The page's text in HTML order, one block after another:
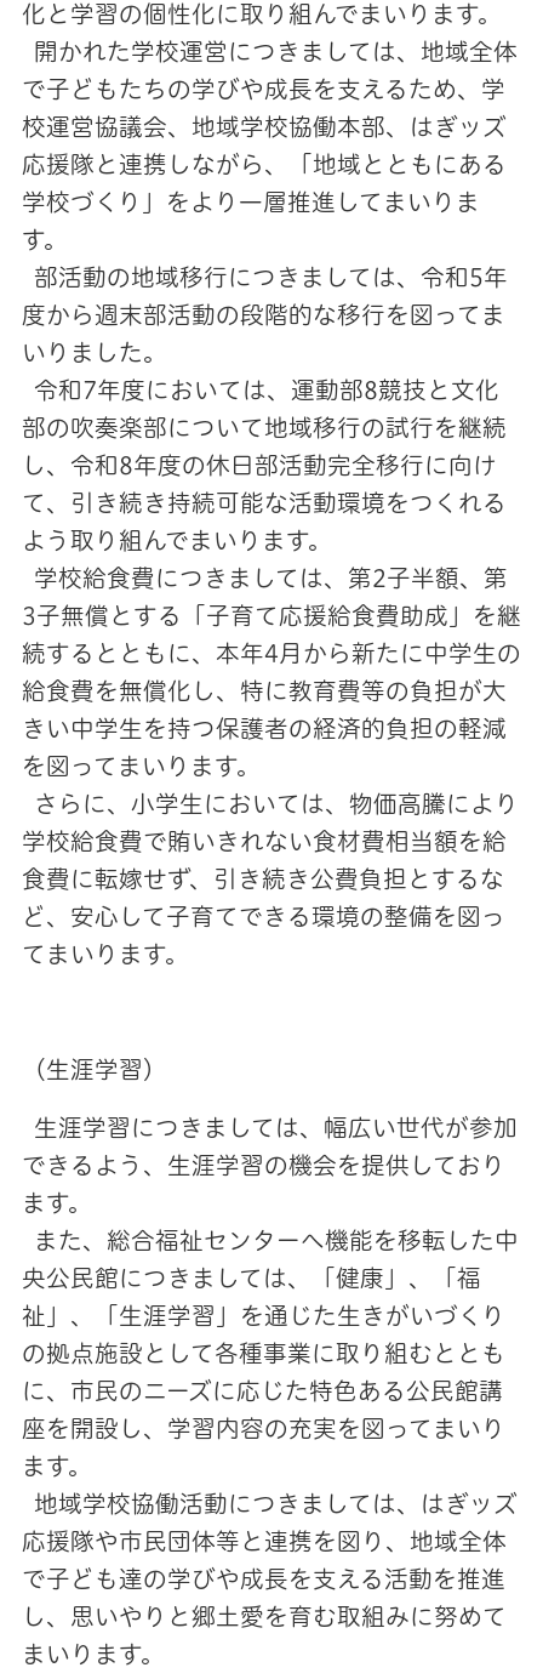
化と学習の個性化に取り組んでまいります。
開かれた学校運営につきましては、地域全体
で子どもたちの学びや成長を支えるため、学
校運営協議会、地域学校協働本部、はぎッズ
応援隊と連携しながら、「地域とともにある
学校づくり」をより一層推進してまいりま
す。
部活動の地域移行につきましては、令和5年
度から週末部活動の段階的な移行を図ってま
いりました。
令和7年度においては、運動部8競技と文化
部の吹奏楽部について地域移行の試行を継続
し、令和8年度の休日部活動完全移行に向け
て、引き続き持続可能な活動環境をつくれる
よう取り組んでまいります。
学校給食費につきましては、第2子半額、第
3子無償とする「子育て応援給食費助成」を継
続するとともに、本年4月から新たに中学生の
給食費を無償化し、特に教育費等の負担が大
きい中学生を持つ保護者の経済的負担の軽減
を図ってまいります。
さらに、小学生においては、物価高騰により
学校給食費で賄いきれない食材費相当額を給
食費に転嫁せず、引き続き公費負担とするな
ど、安心して子育てできる環境の整備を図っ
てまいります。
（生涯学習）
生涯学習につきましては、幅広い世代が参加
できるよう、生涯学習の機会を提供しており
ます。
また、総合福祉センターへ機能を移転した中
央公民館につきましては、「健康」、「福
祉」、「生涯学習」を通じた生きがいづくり
の拠点施設として各種事業に取り組むととも
に、市民のニーズに応じた特色ある公民館講
座を開設し、学習内容の充実を図ってまいり
ます。
地域学校協働活動につきましては、はぎッズ
応援隊や市民団体等と連携を図り、地域全体
で子ども達の学びや成長を支える活動を推進
し、思いやりと郷土愛を育む取組みに努めて
まいります。